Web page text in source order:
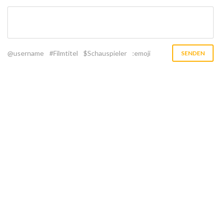
@username #Filmtitel $Schauspieler :emoji